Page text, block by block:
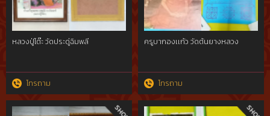
หลวงปู่โต๊ะ วัดประดู่ฉิมพลี
โทรถาม
ครูบากองเเก้ว วัดต้นยางหลวง
โทรถาม